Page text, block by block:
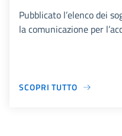
Pubblicato l’elenco dei
la comunicazione per
SCOPRI TUTTO